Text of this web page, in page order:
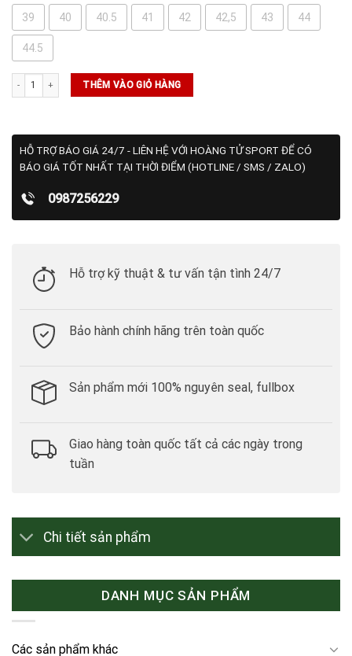
39 40 40.5 41 42 42,5 43 44
44.5
Giày Nike Vapor 12 Hard Court Light Silver (FV5552-003) số lượng
THÊM VÀO GIỎ HÀNG
HỖ TRỢ BÁO GIÁ 24/7 - LIÊN HỆ VỚI HOÀNG TỬ SPORT ĐỂ CÓ
BÁO GIÁ TỐT NHẤT TẠI THỜI ĐIỂM (HOTLINE / SMS / ZALO)
0987256229
Hỗ trợ kỹ thuật & tư vấn tận tình 24/7
Bảo hành chính hãng trên toàn quốc
Sản phẩm mới 100% nguyên seal, fullbox
Giao hàng toàn quốc tất cả các ngày trong
tuần
Chi tiết sản phẩm
DANH MỤC SẢN PHẨM
Các sản phẩm khác